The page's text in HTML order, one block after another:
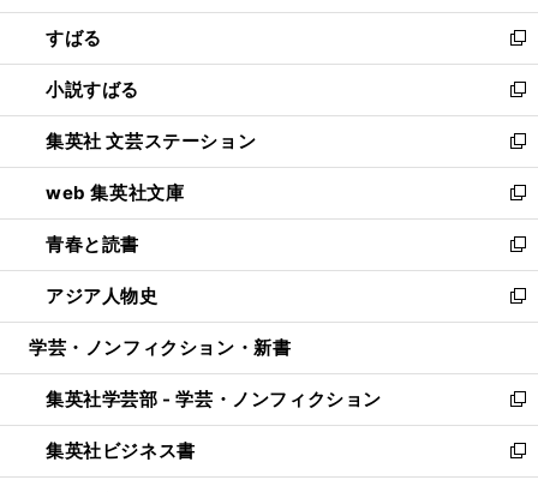
開
く
ウ
で
開
く
ン
ド
ウ
で
開
く
すばる
新
し
い
ウ
ィ
ン
ド
ウ
で
開
く
小説すばる
新
し
い
ウ
ィ
ン
ド
ウ
で
開
集英社 文芸ステーション
新
し
い
ウ
ィ
ン
ド
ウ
開
く
web 集英社文庫
新
し
い
ウ
ィ
ン
ウ
で
開
く
青春と読書
新
し
い
ウ
ン
ド
ウ
で
開
アジア人物史
新
し
ウ
ィ
ン
ド
ウ
学芸・ノンフィクション・新書
集英社学芸部 - 学芸・ノンフィクション
新
し
い
ウ
集英社ビジネス書
新
し